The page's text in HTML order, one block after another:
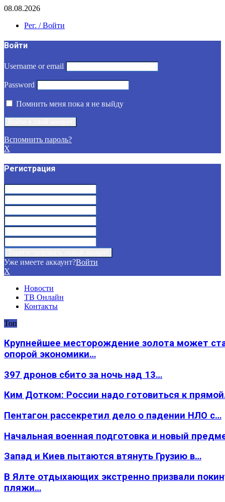
08.08.2026
Рег. / Войти
Войти
Username or email
Password
Помнить меня пока я не выйду
Вспомнить пароль?
X
Регистрация
Уже имеете аккаунт?Войти
X
Новости
ТВ Онлайн
Контакты
Топ
Крупнейшее месторождение золота может
опорой экономики…
397 дронов сбито за ночь над 13…
Ким Дотком: России надо готовиться к
Пентагон рассекретил дело о падении НЛО с…
Начальная военная подготовка и новый
Запад и Киев пытаются втянуть Грузию в…
В Ялте отдыхающих экстренно призвали
пляжи…